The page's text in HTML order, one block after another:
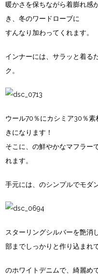
暖かさを保ちながら着膨れ感
き、冬のワードローブに
すんなり加わってくれます。
インナーには、サラッと着る
ク。
ウール70％にカシミア30％
きになります！
そこに、の鮮やかなマフラー
れます。
手元には、のシンプルでモダ
スターリングシルバーを艶消
部までしっかりと作り込まれ
のホワイトデニムで、綺麗め